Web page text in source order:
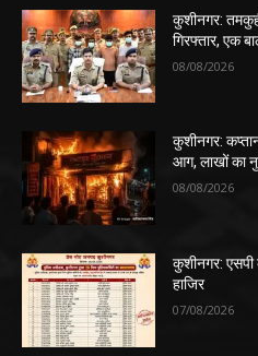
कुशीनगर:
गिरफ्तार, एक
08/08/2026
कुशीनगर:
आग, लाखों का
08/08/2026
कुशीनगर: एसपी
हाजिर
07/08/2026